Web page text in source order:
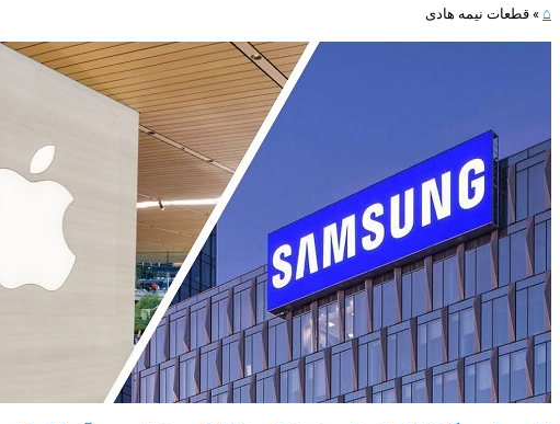
⌂
» قطعات نیمه هادی